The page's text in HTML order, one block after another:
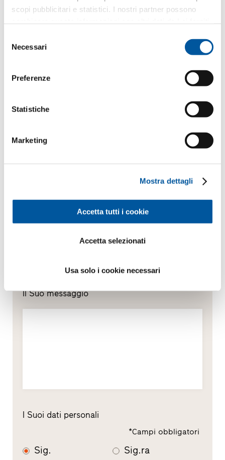
scopi pubblicitari e statistici. I nostri partner possono
delNecessari
Preferenze
Statistiche
Marketing
Mostra dettagli
Accetta tutti i cookie
Accetta selezionati
Usa solo i cookie necessari
Scrivere un messaggio
Come utilizziamo i Suoi dati?
pubblicitari non desiderati. Inoltriamo i Suoi dati al
sono descritti nella presente
Pareti vetrate
Il Suo messaggio
I Suoi dati personali
*Campi obbligatori
Sig. Sig.ra